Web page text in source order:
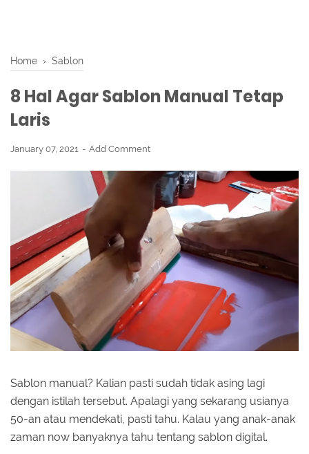
Home › Sablon
8 Hal Agar Sablon Manual Tetap
Laris
January 07, 2021 Add Comment
Sablon manual? Kalian pasti sudah tidak asing lagi
dengan istilah tersebut. Apalagi yang sekarang usianya
50-an atau mendekati, pasti tahu. Kalau yang anak-anak
zaman now banyaknya tahu tentang sablon digital.